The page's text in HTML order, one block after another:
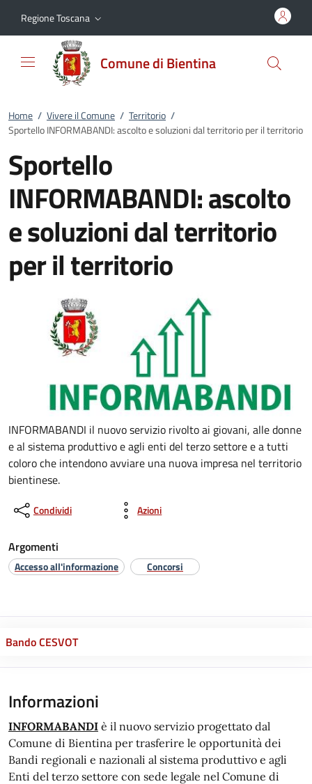
Regione Toscana
Comune di Bientina
Home / Vivere il Comune / Territorio /
Sportello INFORMABANDI: ascolto e soluzioni dal territorio per il territorio
Sportello
INFORMABANDI: ascolto
e soluzioni dal territorio
per il territorio
INFORMABANDI il nuovo servizio rivolto ai giovani, alle donne
e al sistema produttivo e agli enti del terzo settore e a tutti
coloro che intendono avviare una nuova impresa nel territorio
bientinese.
Condividi Azioni
Argomenti
Accesso all'informazione Concorsi
Bando CESVOT
Informazioni
INFORMABANDI è il nuovo servizio progettato dal
Comune di Bientina per trasferire le opportunità dei
Bandi regionali e nazionali al sistema produttivo e agli
Enti del terzo settore con sede legale nel Comune di